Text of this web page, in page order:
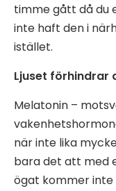
timme gått då du
inte haft den i
istället.
Ljuset förhindrar
Melatonin –
när inte lika
bara det att med
ögat kommer inte